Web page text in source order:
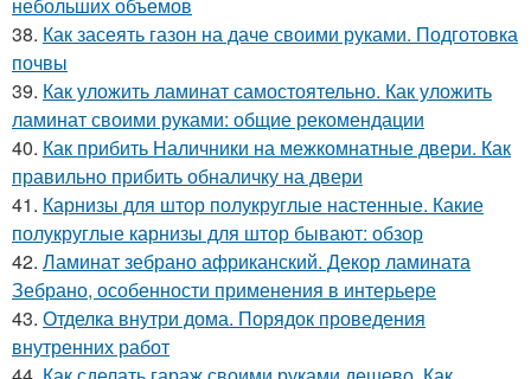
38. Как засеять газон на даче своими руками. Подготовка
почвы
39. Как уложить ламинат самостоятельно. Как уложить
ламинат своими руками: общие рекомендации
40. Как прибить Наличники на межкомнатные двери. Как
правильно прибить обналичку на двери
41. Карнизы для штор полукруглые настенные. Какие
полукруглые карнизы для штор бывают: обзор
42. Ламинат зебрано африканский. Декор ламината
Зебрано, особенности применения в интерьере
43. Отделка внутри дома. Порядок проведения
внутренних работ